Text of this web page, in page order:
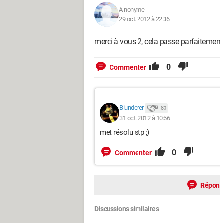
A nonyme
29 oct. 2012 à 22:36
merci à vous 2, cela passe
Commenter 0
Blunderer 83
31 oct. 2012 à 10:56
met résolu stp ;)
Commenter 0
Discussions similaires